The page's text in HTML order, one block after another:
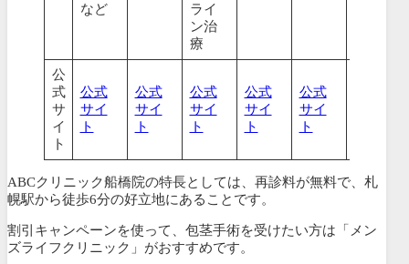
など
ライ
ン治
療
公
式
サ
イ
ト
公式
サイ
ト
公式
サイ
ト
公式
サイ
ト
公式
サイ
ト
公式
サイ
ト
ABCクリニック船橋院の特長としては、 再診料が無料で、札
幌駅から徒歩6分の好立地にあることです。
割引キャンペーンを使って、包茎手術を受けたい方は「メン
ズライフクリニック」がおすすめです。